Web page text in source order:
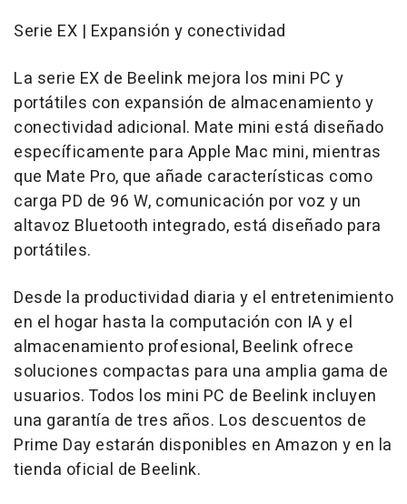
Serie EX | Expansión y conectividad
La serie EX de Beelink mejora los mini PC y
portátiles con expansión de almacenamiento y
conectividad adicional. Mate mini está diseñado
específicamente para Apple Mac mini, mientras
que Mate Pro, que añade características como
carga PD de 96 W, comunicación por voz y un
altavoz Bluetooth integrado, está diseñado para
portátiles.
Desde la productividad diaria y el entretenimiento
en el hogar hasta la computación con IA y el
almacenamiento profesional, Beelink ofrece
soluciones compactas para una amplia gama de
usuarios. Todos los mini PC de Beelink incluyen
una garantía de tres años. Los descuentos de
Prime Day estarán disponibles en Amazon y en la
tienda oficial de Beelink.